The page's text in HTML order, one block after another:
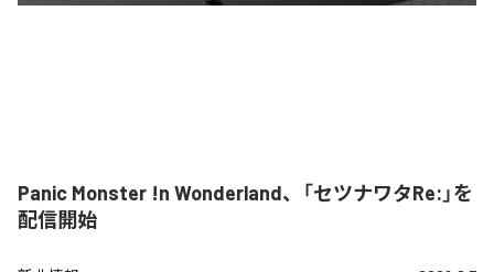
Panic Monster !n Wonderland、「セツナワタRe:」を
配信開始